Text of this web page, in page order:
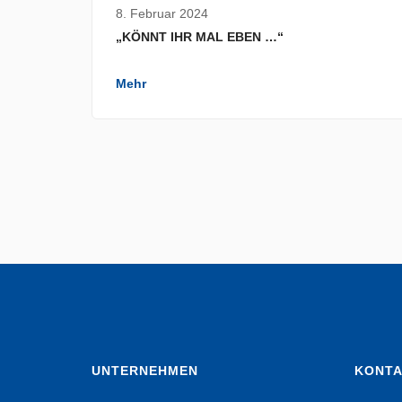
8. Februar 2024
„KÖNNT IHR MAL EBEN …“
Mehr
UNTERNEHMEN